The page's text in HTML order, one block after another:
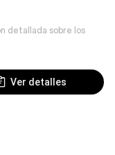
detallada sobre los
Ver detalles